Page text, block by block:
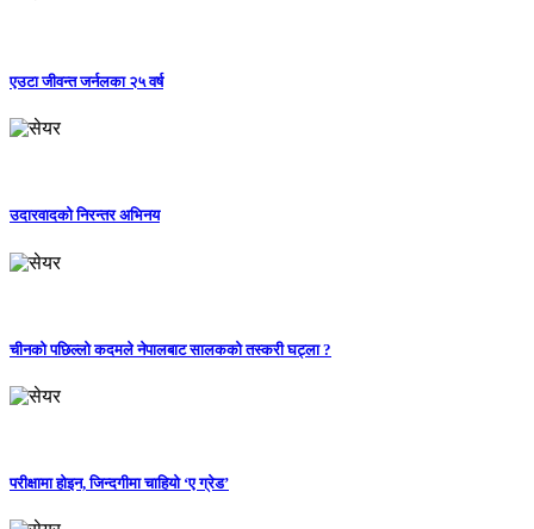
एउटा जीवन्त जर्नलका २५ वर्ष
उदारवादको निरन्तर अभिनय
चीनको पछिल्लो कदमले नेपालबाट सालकको तस्करी घट्ला ?
परीक्षामा होइन, जिन्दगीमा चाहियो ‘ए ग्रेड’